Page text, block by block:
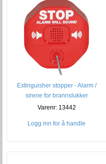
Extinguisher stopper - Alarm /
sirene for brannslukker
Varenr: 13442
Logg inn for å handle